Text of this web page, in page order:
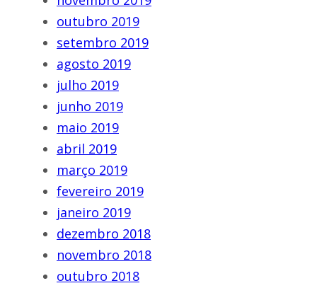
outubro 2019
setembro 2019
agosto 2019
julho 2019
junho 2019
maio 2019
abril 2019
março 2019
fevereiro 2019
janeiro 2019
dezembro 2018
novembro 2018
outubro 2018